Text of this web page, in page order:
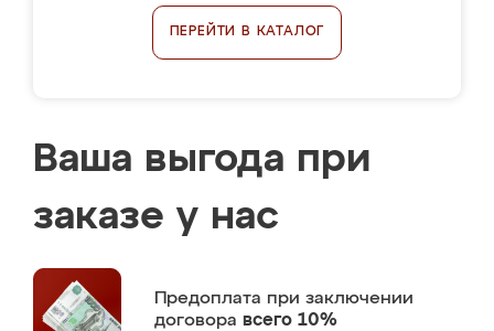
ПЕРЕЙТИ В КАТАЛОГ
Ваша выгода при
заказе у нас
Предоплата при заключении
договора всего 10%